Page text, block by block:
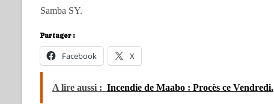
Samba SY.
Partager :
Facebook X
A lire aussi : Incendie de Maabo : Procès ce Vendredi.